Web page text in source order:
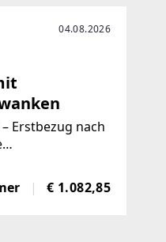
04.08.2026
Erstbezug nach
Wohnung in
Villach vereint
€ 1.082,85